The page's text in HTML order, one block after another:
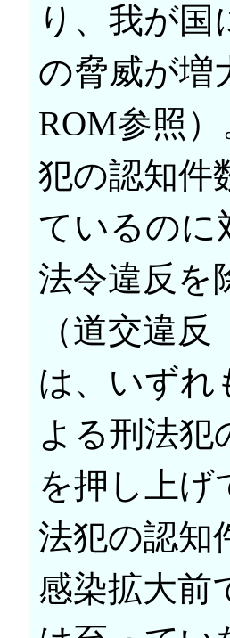
り、我が
の脅威が増
ROM参照
犯の認知件
ているのに
法令違反を
（道交違
は、いずれ
よる刑法犯
を押し上げ
法犯の認知
感染拡大前